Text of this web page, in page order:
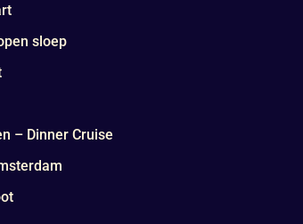
sloep
– Dinner Cruise